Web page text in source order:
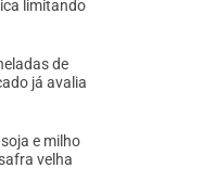
limitando
de
já avalia
e milho
velha